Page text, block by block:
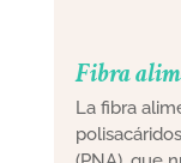
Fibra
La fibra